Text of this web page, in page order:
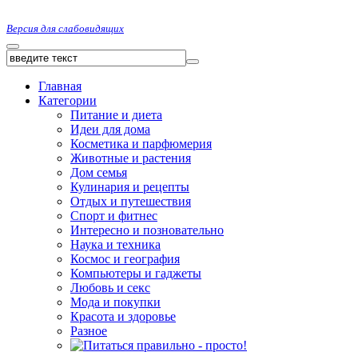
Версия для слабовидящих
Главная
Категории
Питание и диета
Идеи для дома
Косметика и парфюмерия
Животные и растения
Дом семья
Кулинария и рецепты
Отдых и путешествия
Спорт и фитнес
Интересно и позновательно
Наука и техника
Космос и география
Компьютеры и гаджеты
Любовь и секс
Мода и покупки
Красота и здоровье
Разное